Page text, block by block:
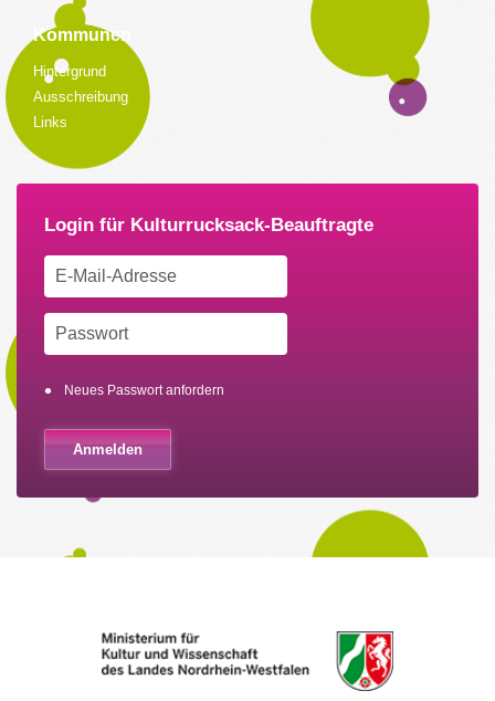
Kommunen
Hintergrund
Ausschreibung
Links
Neues Passwort anfordern